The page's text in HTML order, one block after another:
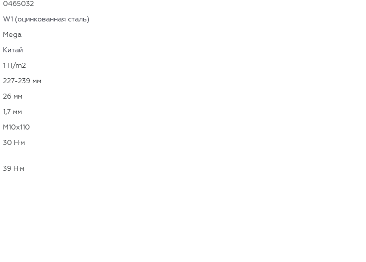
0465032
W1 (оцинкованная сталь)
Mega
Китай
1 H/m2
227-239 мм
26 мм
1,7 мм
М10х110
30 Н·м
39 Н·м